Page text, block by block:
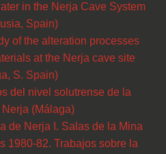
in the Nerja Cave System
Spain)
of the alteration processes
at the Nerja cave site
S. Spain)
del nivel solutrense de la
(Málaga)
de Nerja I. Salas de la Mina
1980-82. Trabajos sobre la